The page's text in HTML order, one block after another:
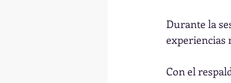
Durante la
experiencias
Con el